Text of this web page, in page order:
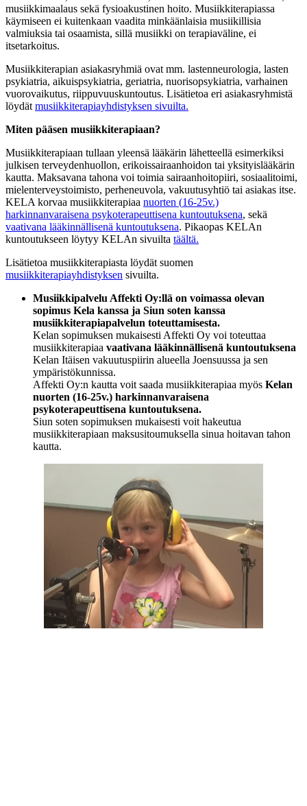
musiikkimaalaus sekä fysioakustinen hoito. Musiikkiterapiassa
käymiseen ei kuitenkaan vaadita minkäänlaisia musiikillisia
valmiuksia tai osaamista, sillä musiikki on terapiaväline, ei
itsetarkoitus.
Musiikkiterapian asiakasryhmiä ovat mm. lastenneurologia, lasten
psykiatria, aikuispsykiatria, geriatria, nuorisopsykiatria, varhainen
vuorovaikutus, riippuvuuskuntoutus. Lisätietoa eri asiakasryhmistä
löydät musiikkiterapiayhdistyksen sivuilta.
Miten pääsen musiikkiterapiaan?
Musiikkiterapiaan tullaan yleensä lääkärin lähetteellä esimerkiksi
julkisen terveydenhuollon, erikoissairaanhoidon tai yksityislääkärin
kautta. Maksavana tahona voi toimia sairaanhoitopiiri, sosiaalitoimi,
mielenterveystoimisto, perheneuvola, vakuutusyhtiö tai asiakas itse.
KELA korvaa musiikkiterapiaa nuorten (16-​25v.)
harkinnanvaraisena psykoterapeuttisena kuntoutuksena, sekä
vaativana lääkinnällisenä kuntoutuksena. Pikaopas KELAn
kuntoutukseen löytyy KELAn sivuilta täältä.
Lisätietoa musiikkiterapiasta löydät suomen
musiikkiterapiayhdistyksen sivuilta.
Musiikkipalvelu Affekti Oy:llä on voimassa olevan
sopimus Kela kanssa ja Siun soten kanssa
musiikkiterapiapalvelun toteuttamisesta.
Kelan sopimuksen mukaisesti Affekti Oy voi toteuttaa
musiikkiterapiaa vaativana lääkinnällisenä kuntoutuksena
Kelan Itäisen vakuutuspiirin alueella Joensuussa ja sen
ympäristökunnissa.
Affekti Oy:n kautta voit saada musiikkiterapiaa myös Kelan
nuorten (16-​25v.) harkinnanvaraisena
psykoterapeuttisena kuntoutuksena.
Siun soten sopimuksen mukaisesti voit hakeutua
musiikkiterapiaan maksusitoumuksella sinua hoitavan tahon
kautta.